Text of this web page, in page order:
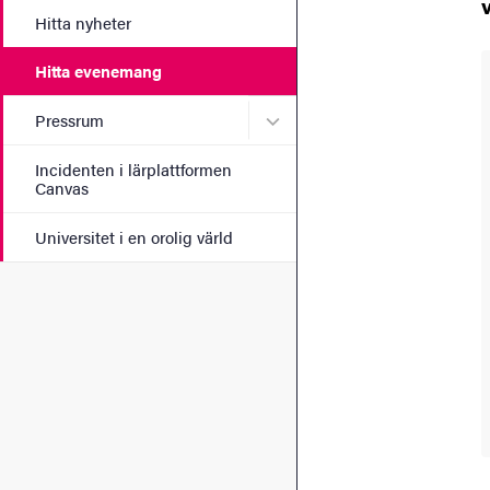
Hitta nyheter
Hitta evenemang
Pressrum Undermeny för Pressrum
Incidenten i lärplattformen
Canvas
Universitet i en orolig värld